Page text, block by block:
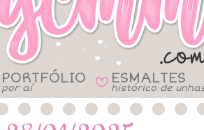
PORTFÓLIO
por aí B ESMALTES
histórico de